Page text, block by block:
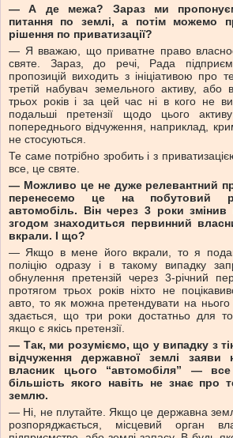
—А де межа? Зараз ми
питання по землі, а потім можемо
рішення по приватизації?
— Я вважаю, що приватне право
святе. Зараз, до речі, Рада
пропозицій виходить з ініціативою про
третій набувач земельного активу, або
трьох років і за цей час ні в кого не
подальші претензії щодо цього
попереднього відчуження, наприклад,
не стосуються.
Те саме потрібно зробить і з
все, це святе.
— Можливо це не дуже релевантний
перенесемо це на побутовий
автомобіль. Він через 3 роки змінив
згодом знаходиться первинний
вкрали. І що?
— Якщо в мене його вкрали, то я подаю
поліцію одразу і в такому випадку
обнулення претензій через 3-річний
протягом трьох років ніхто не
авто, то як можна претендувати на нього
здається, що три роки достатньо для
якщо є якісь претензії.
— Так, ми розуміємо, що у випадку з
відчуження державної землі
власник цього “автомобіля” — все
більшість якого навіть не знає
землю.
— Ні, не плутайте. Якщо це державна
розпоряджається, місцевий орган